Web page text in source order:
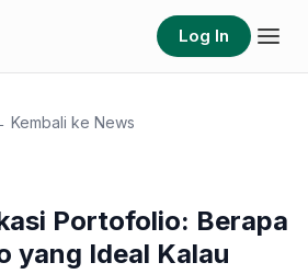
Log In
Kembali ke News
Portofolio: Berapa
yang Ideal Kalau